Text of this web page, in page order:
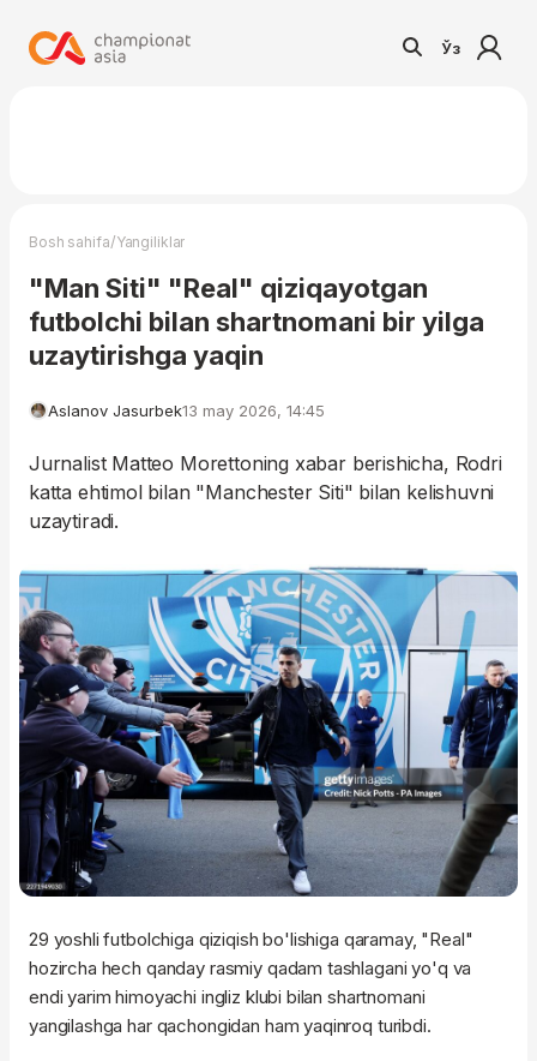
Ўз
Bosh sahifa/Yangiliklar
"Man Siti" "Real" qiziqayotgan
futbolchi bilan shartnomani bir yilga
uzaytirishga yaqin
Aslanov Jasurbek13 may 2026, 14:45
Jurnalist Matteo Morettoning xabar berishicha, Rodri
katta ehtimol bilan "Manchester Siti" bilan kelishuvni
uzaytiradi.
29 yoshli futbolchiga qiziqish bo'lishiga qaramay, "Real"
hozircha hech qanday rasmiy qadam tashlagani yo'q va
endi yarim himoyachi ingliz klubi bilan shartnomani
yangilashga har qachongidan ham yaqinroq turibdi.